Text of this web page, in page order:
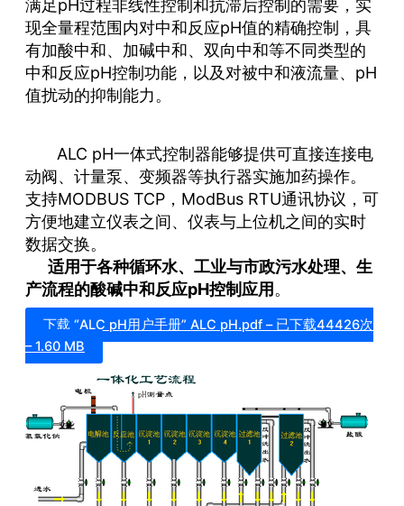
满足pH过程非线性控制和抗滞后控制的需要，实
现全量程范围内对中和反应pH值的精确控制，具
有加酸中和、加碱中和、双向中和等不同类型的
中和反应pH控制功能，以及对被中和液流量、pH
值扰动的抑制能力。
ALC pH一体式控制器能够提供可直接连接电
动阀、计量泵、变频器等执行器实施加药操作。
支持MODBUS TCP，ModBus RTU通讯协议，可
方便地建立仪表之间、仪表与上位机之间的实时
数据交换。
适用于各种循环水、工业与市政污水处理、生
产流程的酸碱中和反应pH控制应用。
下载 “ALC pH用户手册” ALC pH.pdf – 已下载44426次
– 1.60 MB